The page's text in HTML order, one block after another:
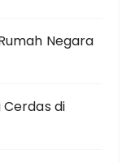
Negara
Cerdas di